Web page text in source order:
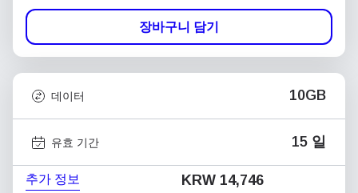
장바구니 담기
데이터 10GB
유효 기간 15 일
추가 정보 KRW 14,746